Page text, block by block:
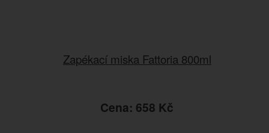
Zapékací miska Fattoria 800ml
Cena: 658 Kč